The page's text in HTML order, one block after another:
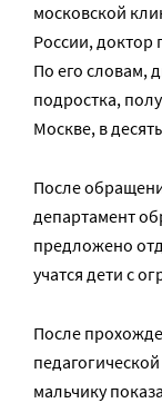
московской
России, доктор
По его словам,
подростка,
Москве, в
После
департамент
предложено
учатся дети с
После
мальчику